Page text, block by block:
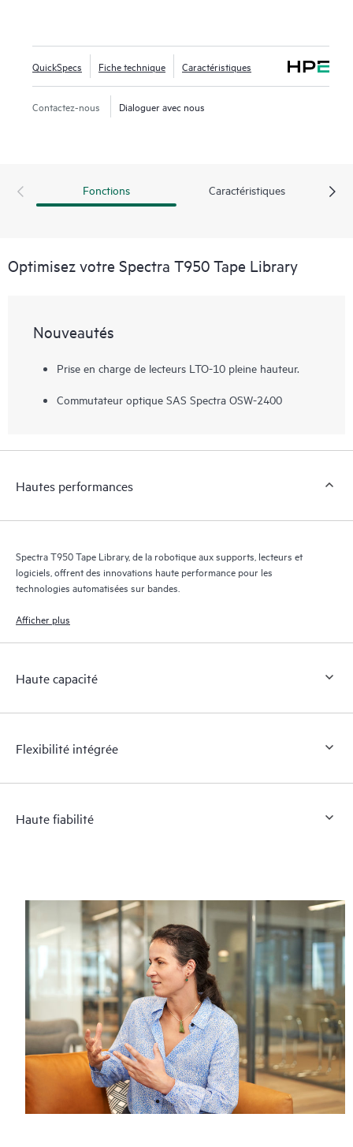
possession (TCO) pour toutes les solutions de stockage sur
bande. Lorsque le volume de données dépasse les limites de
vos configurations Spectra T950 initiales, il vous suffit
d’ajouter des cadres d’extension pour continuer à croître. Le
de contrôle des données, en appuyant simplement sur
d’archivage et de stockage profond.
QuickSpecs Fiche technique Caractéristiques
Contactez-nous Dialoguer avec nous
Fonctions Caractéristiques
Optimisez votre Spectra T950 Tape Library
Nouveautés
Prise en charge de lecteurs LTO-10 pleine hauteur.
Commutateur optique SAS Spectra OSW-2400
Hautes performances
Spectra T950 Tape Library, de la robotique aux supports, lecteurs et
logiciels, offrent des innovations haute performance pour les
technologies automatisées sur bandes.
Afficher plus
Haute capacité
Flexibilité intégrée
Haute fiabilité